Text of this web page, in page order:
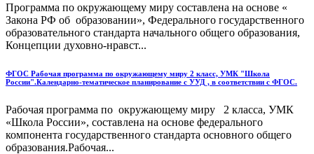
Программа по окружающему миру составлена на основе «
Закона РФ об образовании», Федерального государ­ственного
образовательного стандарта начального общего обра­зования,
Концепции духовно-нравст...
ФГОС Рабочая программа по окружающему миру 2 класс, УМК "Школа
России".Календарно-тематическое планирование с УУД , в соответствии с ФГОС.
Рабочая программа по окружающему миру 2 класса, УМК
«Школа России», составлена на основе федерального
компонента государственного стандарта основного общего
образования.Рабочая...